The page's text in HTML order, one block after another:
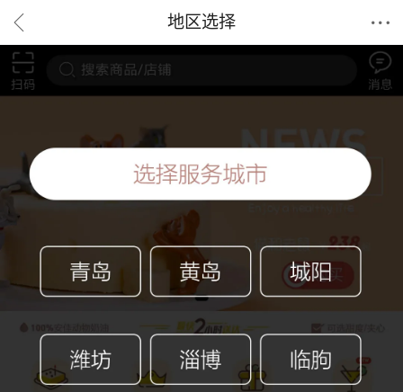
 地区选择 